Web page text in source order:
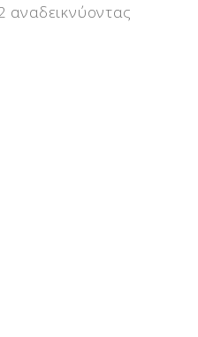
αναδεικνύοντας